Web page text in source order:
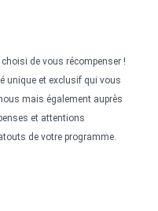
de vous récompenser !
unique et exclusif qui vous
mais également auprès
et attentions
de votre programme.